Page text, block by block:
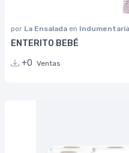
por La Ensalada en Indumentaria
ENTERITO BEBÉ
+0 Ventas